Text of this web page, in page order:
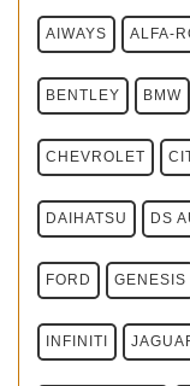
AIWAYS ALFA-
BENTLEY BMW
CHEVROLET
DAIHATSU DS
FORD GENESIS
INFINITI